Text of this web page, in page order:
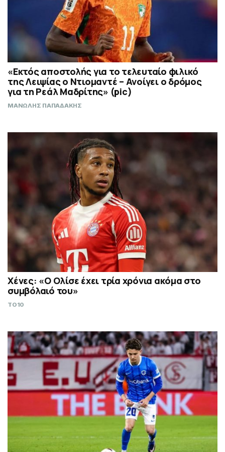
«Εκτός αποστολής για το τελευταίο φιλικό
της Λειψίας ο Ντιομαντέ – Ανοίγει ο δρόμος
για τη Ρεάλ Μαδρίτης» (pic)
ΜΑΝΩΛΗΣ ΠΑΠΑΔΑΚΗΣ
Χένες: «Ο Ολίσε έχει τρία χρόνια ακόμα στο
συμβόλαιό του»
TO10